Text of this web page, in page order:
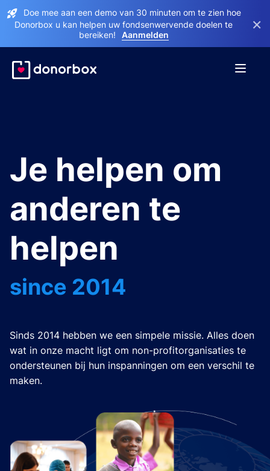
Doe mee aan een demo van 30 minuten om te zien hoe
Donorbox u kan helpen uw fondsenwervende doelen te
bereiken!
Aanmelden
×
Je helpen om
anderen te
helpen
since 2014
Sinds 2014 hebben we een simpele missie. Alles doen
wat in onze macht ligt om non-profitorganisaties te
ondersteunen bij hun inspanningen om een verschil te
maken.